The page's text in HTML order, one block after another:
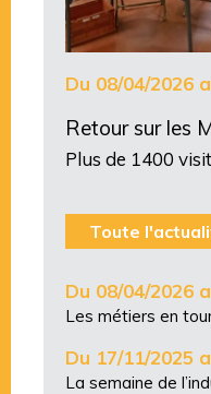
Du 08/04/2026
Retour sur les
Plus de 1400
Toute
Du 08/04/2026
Les métiers en
Du 17/11/2025
La semaine de